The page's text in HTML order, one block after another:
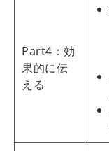
Part4：効
果的に伝
える